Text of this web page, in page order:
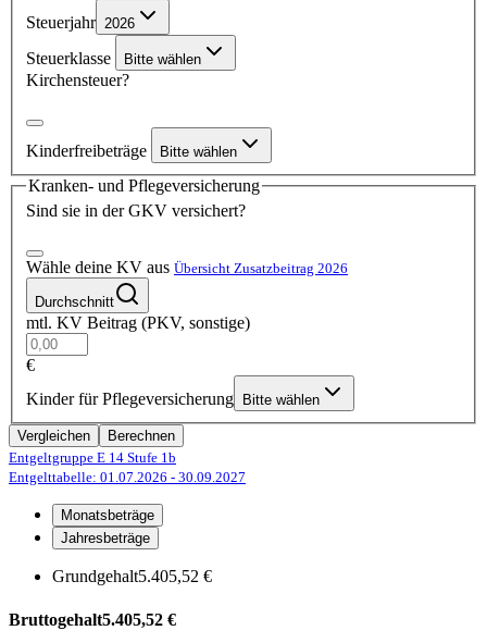
Steuerjahr 2026
Steuerklasse Bitte wählen
Kirchensteuer?
Kinderfreibeträge Bitte wählen
Kranken- und Pflegeversicherung
Sind sie in der GKV versichert?
Wähle deine KV aus Übersicht Zusatzbeitrag 2026
Durchschnitt
mtl. KV Beitrag (PKV, sonstige)
€
Kinder für Pflegeversicherung
Bitte wählen
Vergleichen
Berechnen
Entgeltgruppe E 14 Stufe 1b
Entgelttabelle: 01.07.2026 - 30.09.2027
Monatsbeträge
Jahresbeträge
Grundgehalt5.405,52 €
Bruttogehalt5.405,52 €